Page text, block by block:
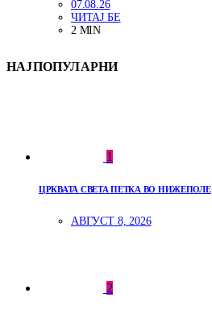
07.08.26
ЧИТАЈ БЕ
2 MIN
НАЈПОПУЛАРНИ
1
ЦРКВАТА СВЕТА ПЕТКА ВО НИЖЕПОЛЕ
АВГУСТ 8, 2026
2